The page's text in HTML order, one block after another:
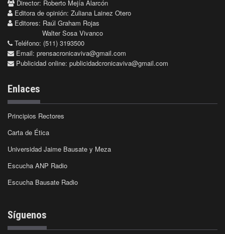
Director: Roberto Mejía Alarcón
Editora de opinión: Zuliana Lainez Otero
Editores: Raúl Graham Rojas
Walter Sosa Vivanco
Teléfono: (511) 3193500
Email: prensacronicaviva@gmail.com
Publicidad online: publicidadcronicaviva@gmail.com
Enlaces
Principios Rectores
Carta de Ética
Universidad Jaime Bausate y Meza
Escucha ANP Radio
Escucha Bausate Radio
Síguenos